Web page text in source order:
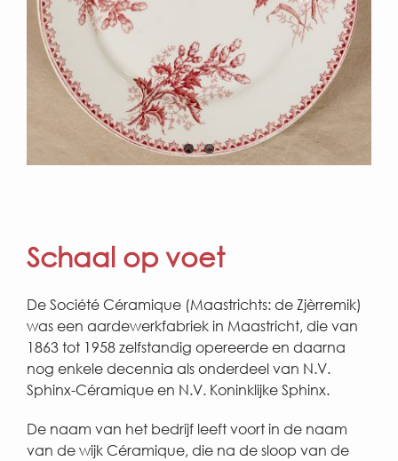
Schaal op voet
De Société Céramique (Maastrichts: de Zjèrremik)
was een aardewerkfabriek in Maastricht, die van
1863 tot 1958 zelfstandig opereerde en daarna
nog enkele decennia als onderdeel van N.V.
Sphinx-Céramique en N.V. Koninklijke Sphinx.
De naam van het bedrijf leeft voort in de naam
van de wijk Céramique, die na de sloop van de